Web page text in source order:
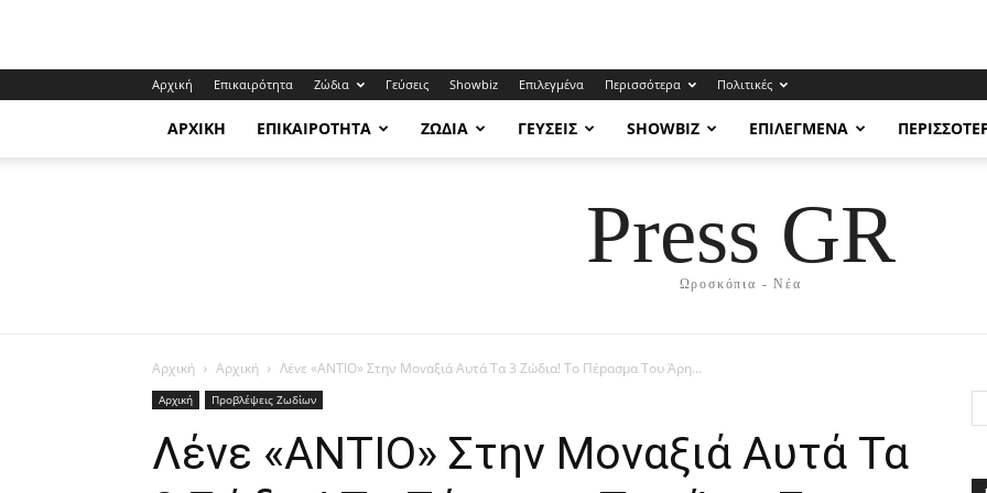
Αρχική Επικαιρότητα Ζώδια Γεύσεις Showbiz Επιλεγμένα Περισσότερα Πολιτικές
ΑΡΧΙΚΉ ΕΠΙΚΑΙΡΌΤΗΤΑ ΖΏΔΙΑ ΓΕΎΣΕΙΣ SHOWBIZ ΕΠΙΛΕΓΜΈΝΑ
Press GR
Ωροσκόπια - Νέα
Αρχική Αρχική Λέvε «ΑΝΤΙΟ» Στην Mοvαξιά Aυτά Τα 3 Ζώδια! Το Πέpασμα Του Άρη...
Αρχική Προβλέψεις Ζωδίων
Λέvε «ΑΝΤΙΟ» Στην Mοvαξιά Aυτά Τα